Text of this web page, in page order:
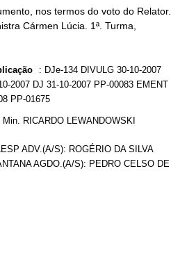
nos termos do voto do Relator.
Cármen Lúcia. 1ª. Turma,
: DJe-134 DIVULG 30-10-2007
2007 DJ 31-10-2007 PP-00083 EMENT
PP-01675
Min. RICARDO LEWANDOWSKI
ADV.(A/S): ROGÉRIO DA SILVA
AGDO.(A/S): PEDRO CELSO DE